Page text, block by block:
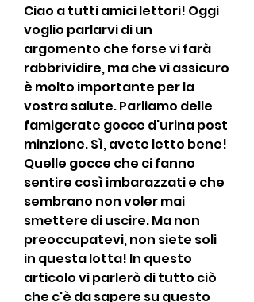
Ciao a tutti amici lettori! Oggi
voglio parlarvi di un
argomento che forse vi farà
rabbrividire, ma che vi assicuro
è molto importante per la
vostra salute. Parliamo delle
famigerate gocce d'urina post
minzione. Sì, avete letto bene!
Quelle gocce che ci fanno
sentire così imbarazzati e che
sembrano non voler mai
smettere di uscire. Ma non
preoccupatevi, non siete soli
in questa lotta! In questo
articolo vi parlerò di tutto ciò
che c'è da sapere su questo